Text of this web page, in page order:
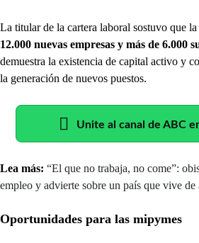
La titular de la cartera laboral sostuvo que
12.000 nuevas empresas y más de 6.000
demuestra la existencia de capital activo y
la generación de nuevos puestos.
Unite al canal de ABC
Lea más: “El que no trabaja, no come”:
empleo y advierte sobre un país que vive de
Oportunidades para las mipymes